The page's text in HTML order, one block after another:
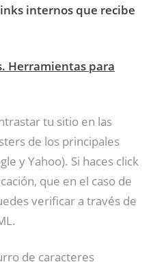
internos que recibe
Herramientas para
tu sitio en las
de los principales
y Yahoo). Si haces click
que en el caso de
verificar a través de
de caracteres